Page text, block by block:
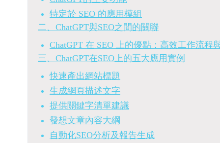
特定於 SEO 的應用模組
二、ChatGPT與SEO之間的關聯
ChatGPT 在 SEO 上的優點：高效工作流程
三、ChatGPT在SEO上的五大應用實例
快速產出網站標題
生成網頁描述文字
提供關鍵字清單建議
發想文章內容大綱
自動化SEO分析及報告生成